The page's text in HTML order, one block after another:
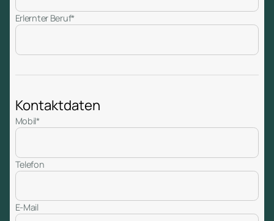
Erlernter Beruf*
Kontaktdaten
Mobil*
Telefon
E-Mail